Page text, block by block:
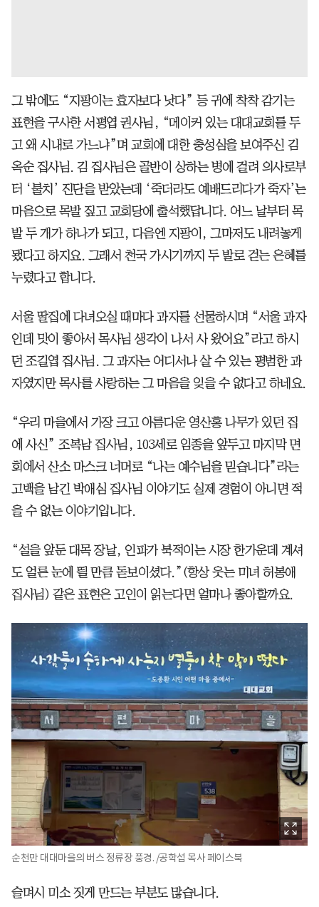
그 밖에도 “지팡이는 효자보다 낫다” 등 귀에 착착 감기는
표현을 구사한 서평엽 권사님, “메이커 있는 대대교회를 두
고 왜 시내로 가느냐”며 교회에 대한 충성심을 보여주신 김
옥순 집사님. 김 집사님은 골반이 상하는 병에 걸려 의사로부
터 ‘불치’ 진단을 받았는데 ‘죽더라도 예배드리다가 죽자’는
마음으로 목발 짚고 교회당에 출석했답니다. 어느 날부터 목
발 두 개가 하나가 되고, 다음엔 지팡이, 그마저도 내려놓게
됐다고 하지요. 그래서 천국 가시기까지 두 발로 걷는 은혜를
누렸다고 합니다.
서울 딸집에 다녀오실 때마다 과자를 선물하시며 “서울 과자
인데 맛이 좋아서 목사님 생각이 나서 사 왔어요”라고 하시
던 조길엽 집사님. 그 과자는 어디서나 살 수 있는 평범한 과
자였지만 목사를 사랑하는 그 마음을 잊을 수 없다고 하네요.
“우리 마을에서 가장 크고 아름다운 영산홍 나무가 있던 집
에 사신” 조복남 집사님, 103세로 임종을 앞두고 마지막 면
회에서 산소 마스크 너머로 “나는 예수님을 믿습니다”라는
고백을 남긴 박애심 집사님 이야기도 실제 경험이 아니면 적
을 수 없는 이야기입니다.
“설을 앞둔 대목 장날, 인파가 북적이는 시장 한가운데 계셔
도 얼른 눈에 띌 만큼 돋보이셨다.”(항상 웃는 미녀 허봉애
집사님) 같은 표현은 고인이 읽는다면 얼마나 좋아할까요.
순천만 대대마을의 버스 정류장 풍경. /공학섭 목사 페이스북
슬며시 미소 짓게 만드는 부분도 많습니다.